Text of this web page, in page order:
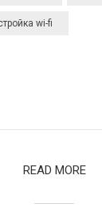
wi-fi
READ MORE